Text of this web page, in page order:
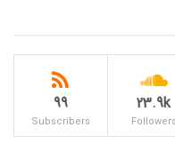
23.9k
Followers
99
Subscribers